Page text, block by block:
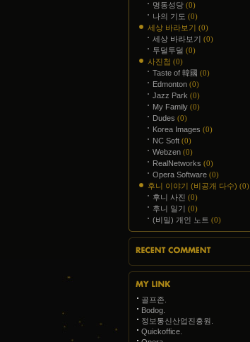
명동성당 (0)
나의 기도 (0)
세상 바라보기 (0)
세상 바라보기 (0)
투덜투덜 (0)
사진첩 (0)
Taste of 韓國 (0)
Edmonton (0)
Jazz Park (0)
My Family (0)
Dudes (0)
Korea Images (0)
NC Soft (0)
Webzen (0)
RealNetworks (0)
Opera Software (0)
후니 이야기 (비공개 다수) (0)
후니 사진 (0)
후니 일기 (0)
(비밀) 개인 노트 (0)
근에 달린 댓글
크골프존.
Bodog.
정보통신산업진흥원.
Quickoffice.